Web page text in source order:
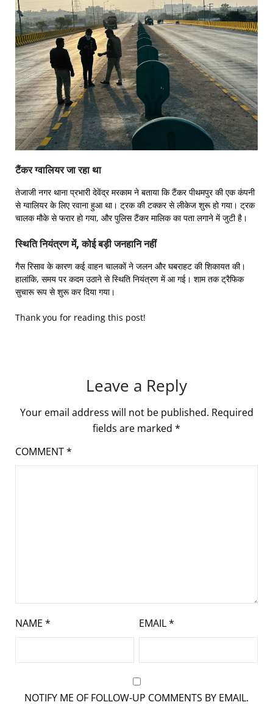
टैंकर ग्वालियर जा रहा था
तेजाजी नगर थाना प्रभारी देवेंद्र मरकाम ने बताया कि टैंकर पीथमपुर की एक कंपनी
से ग्वालियर के लिए रवाना हुआ था। ट्रक की टक्कर से लीकेज शुरू हो गया। ट्रक
चालक मौके से फरार हो गया, और पुलिस टैंकर मालिक का पता लगाने में जुटी है।
स्थिति नियंत्रण में, कोई बड़ी जनहानि नहीं
गैस रिसाव के कारण कई वाहन चालकों ने जलन और घबराहट की शिकायत की।
हालांकि, समय पर कदम उठाने से स्थिति नियंत्रण में आ गई। शाम तक ट्रैफिक
सुचारू रूप से शुरू कर दिया गया।
Thank you for reading this post!
Leave a Reply
Your email address will not be published. Required
fields are marked *
COMMENT*
NAME * EMAIL*
NOTIFY ME OF FOLLOW-UP COMMENTS BY EMAIL.